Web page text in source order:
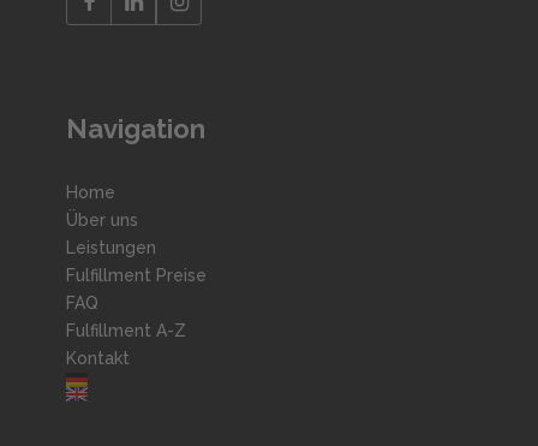
Navigation
Home
Über uns
Leistungen
Fulfillment Preise
FAQ
Fulfillment A-Z
Kontakt